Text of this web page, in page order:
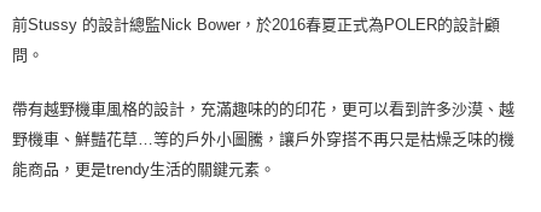
前Stussy 的設計總監Nick Bower ，於2016春夏正式為 POLER的設計顧
問。
帶有越野機車風格的設計，充滿趣味的的印花，更可以看到許多沙漠、越
野機車、鮮豔花草
等的戶外小圖騰，讓戶外穿搭不再只是枯燥乏味的機
能商品，更是trendy生活的關鍵元素。